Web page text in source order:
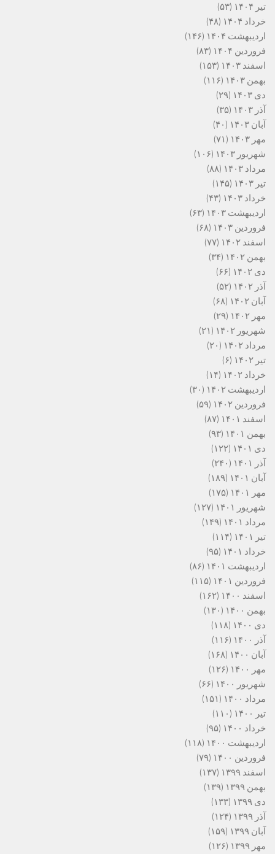
تیر ۱۴۰۴
(۵۳)
خرداد ۱۴۰۴
(۴۸)
اردیبهشت ۱۴۰۴
(۱۴۶)
فروردین ۱۴۰۴
(۸۳)
اسفند ۱۴۰۳
(۱۵۳)
بهمن ۱۴۰۳
(۱۱۶)
دی ۱۴۰۳
(۲۹)
آذر ۱۴۰۳
(۳۵)
آبان ۱۴۰۳
(۴۰)
مهر ۱۴۰۳
(۷۱)
شهریور ۱۴۰۳
(۱۰۶)
مرداد ۱۴۰۳
(۸۸)
تیر ۱۴۰۳
(۱۴۵)
خرداد ۱۴۰۳
(۴۳)
اردیبهشت ۱۴۰۳
(۶۳)
فروردین ۱۴۰۳
(۶۸)
اسفند ۱۴۰۲
(۷۷)
بهمن ۱۴۰۲
(۳۴)
دی ۱۴۰۲
(۶۶)
آذر ۱۴۰۲
(۵۲)
آبان ۱۴۰۲
(۶۸)
مهر ۱۴۰۲
(۲۹)
شهریور ۱۴۰۲
(۲۱)
مرداد ۱۴۰۲
(۲۰)
تیر ۱۴۰۲
(۶)
خرداد ۱۴۰۲
(۱۴)
اردیبهشت ۱۴۰۲
(۳۰)
فروردین ۱۴۰۲
(۵۹)
اسفند ۱۴۰۱
(۸۷)
بهمن ۱۴۰۱
(۹۳)
دی ۱۴۰۱
(۱۲۲)
آذر ۱۴۰۱
(۲۴۰)
آبان ۱۴۰۱
(۱۸۹)
مهر ۱۴۰۱
(۱۷۵)
شهریور ۱۴۰۱
(۱۲۷)
مرداد ۱۴۰۱
(۱۴۹)
تیر ۱۴۰۱
(۱۱۴)
خرداد ۱۴۰۱
(۹۵)
اردیبهشت ۱۴۰۱
(۸۶)
فروردین ۱۴۰۱
(۱۱۵)
اسفند ۱۴۰۰
(۱۶۲)
بهمن ۱۴۰۰
(۱۳۰)
دی ۱۴۰۰
(۱۱۸)
آذر ۱۴۰۰
(۱۱۶)
آبان ۱۴۰۰
(۱۶۸)
مهر ۱۴۰۰
(۱۲۶)
شهریور ۱۴۰۰
(۶۶)
مرداد ۱۴۰۰
(۱۵۱)
تیر ۱۴۰۰
(۱۱۰)
خرداد ۱۴۰۰
(۹۵)
اردیبهشت ۱۴۰۰
(۱۱۸)
فروردین ۱۴۰۰
(۷۹)
اسفند ۱۳۹۹
(۱۳۷)
بهمن ۱۳۹۹
(۱۳۹)
دی ۱۳۹۹
(۱۳۳)
آذر ۱۳۹۹
(۱۲۴)
آبان ۱۳۹۹
(۱۵۹)
مهر ۱۳۹۹
(۱۲۶)